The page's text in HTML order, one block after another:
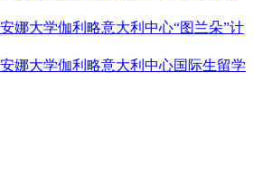
大学伽利略意大利中心“图兰朵”计
娜大学伽利略意大利中心国际生留学